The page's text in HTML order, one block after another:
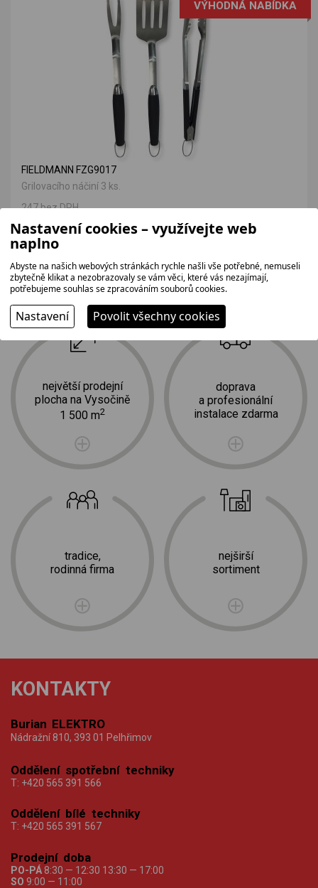
VÝHODNÁ NABÍDKA
FIELDMANN FZG9017
Grilovacího náčiní 3 ks.
247 bez DPH
299 Kč
Proč jít k nám?
největší prodejní
plocha na Vysočině
1 500 m2
tradice,
rodinná firma
doprava
a profesionální
instalace zdarma
nejširší
sortiment
KONTAKTY
Burian ELEKTRO
Nádražní 810, 393 01 Pelhřimov
Oddělení spotřební techniky
T: +420 565 391 566
Oddělení bílé techniky
T: +420 565 391 567
Prodejní doba
PO-PÁ 8:30 — 12:30 13:30 — 17:00
SO 9:00 — 11:00
Nastavení cookies – využívejte web
naplno
Abyste na našich webových stránkách rychle našli vše potřebné, nemuseli
zbytečně klikat a nezobrazovaly se vám věci, které vás nezajímají,
potřebujeme souhlas se zpracováním souborů cookies.
Nastavení Povolit všechny cookies